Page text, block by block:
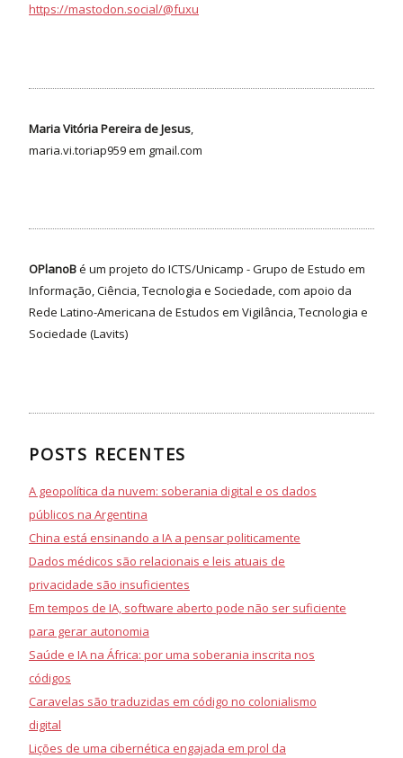
https://mastodon.social/@fuxu
Maria Vitória Pereira de Jesus,
maria.vi.toriap959 em gmail.com
OPlanoBé um projeto do ICTS/Unicamp - Grupo de Estudo em
Informação, Ciência, Tecnologia e Sociedade, com apoio da
Rede Latino-Americana de Estudos em Vigilância, Tecnologia e
Sociedade (Lavits)
POSTS RECENTES
A geopolítica da nuvem: soberania digital e os dados
públicos na Argentina
China está ensinando a IA a pensar politicamente
Dados médicos são relacionais e leis atuais de
privacidade são insuficientes
Em tempos de IA, software aberto pode não ser suficiente
para gerar autonomia
Saúde e IA na África: por uma soberania inscrita nos
códigos
Caravelas são traduzidas em código no colonialismo
digital
Lições de uma cibernética engajada em prol da